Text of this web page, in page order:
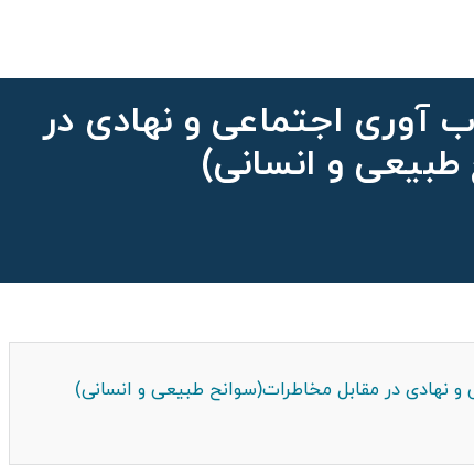
آوری اجتماعی و نهادی در
طبیعی و انسانی)
نهادی در مقابل مخاطرات(سوانح طبیعی و انسانی)